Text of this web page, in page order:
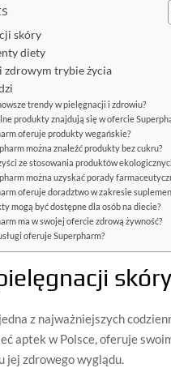
skóry
diety
zdrowym trybie życia
trendy w pielęgnacji i zdrowiu?
produkty znajdują się w ofercie
oferuje produkty wegańskie?
można znaleźć produkty bez cukru?
ze stosowania produktów
można uzyskać porady
oferuje doradztwo w zakresie
mogą być dostępne dla osób na diecie?
ma w swojej ofercie zdrową żywność?
oferuje Superpharm?
skóry
z najważniejszych
aptek w Polsce, oferuje
jej zdrowego wyglądu.